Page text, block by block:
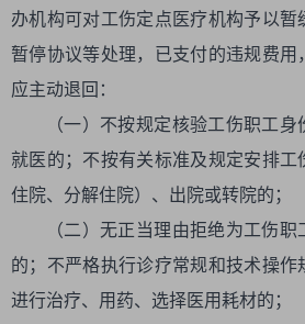
办机构可对工伤定点医疗机构予以暂
暂停协议等处理，已支付的违规费用
应主动退回：
（一）不按规定核验工伤职工
就医的；不按有关标准及规定安排工
住院、分解住院）、出院或转院的；
（二）无正当理由拒绝为工伤
的；不严格执行诊疗常规和技术操作
进行治疗、用药、选择医用耗材的；